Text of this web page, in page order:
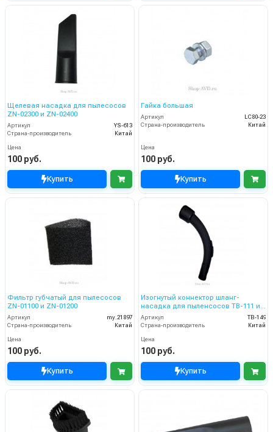
Щелевая насадка для пылесосов
ZN-02300 и ZN-02400
Артикул
YS-613
Страна-производитель
Китай
Цена
100 руб.
Купить
Гайка большая
Артикул
LC80-23
Страна-производитель
Китай
Цена
100 руб.
Купить
Фильтр губчатый для пылесосов
ZN-01100 и ZN-01200
Артикул
my.21897
Страна-производитель
Китай
Цена
100 руб.
Купить
Изогнутый коннектор шланг-
насадка для пыленсосов TB-111 и
TB-112
Артикул
TB-149
Страна-производитель
Китай
Цена
100 руб.
Купить